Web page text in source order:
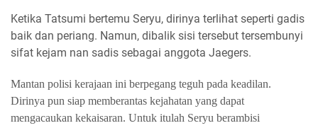
Ketika Tatsumi bertemu Seryu, dirinya terlihat seperti gadis
baik dan periang. Namun, dibalik sisi tersebut tersembunyi
sifat kejam nan sadis sebagai anggota Jaegers.
Mantan polisi kerajaan ini berpegang teguh pada keadilan.
Dirinya pun siap memberantas kejahatan yang dapat
mengacaukan kekaisaran. Untuk itulah Seryu berambisi